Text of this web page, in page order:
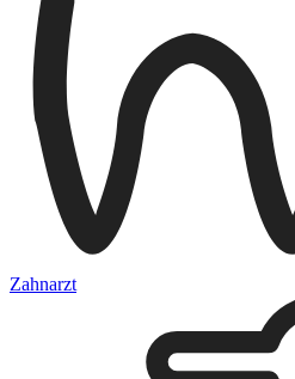
Zahnarzt